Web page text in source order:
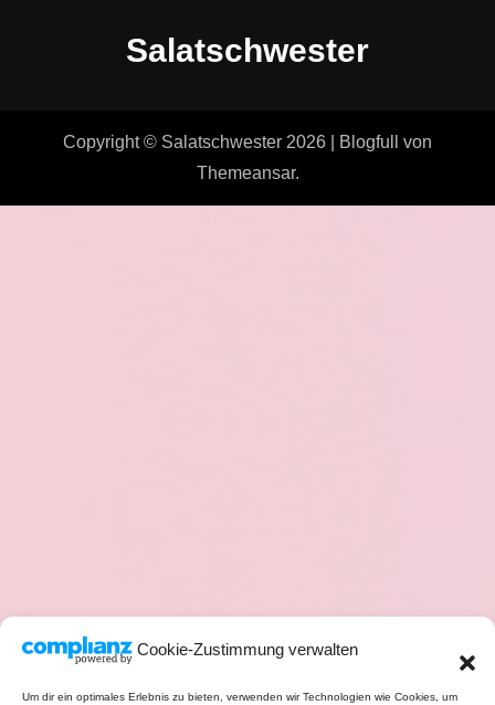
Cookie-Zustimmung verwalten
Um dir ein optimales Erlebnis zu bieten, verwenden wir Technologien wie Cookies, um
Salatschwester
Copyright © Salatschwester 2026 Blogfull
von
Themeansar.